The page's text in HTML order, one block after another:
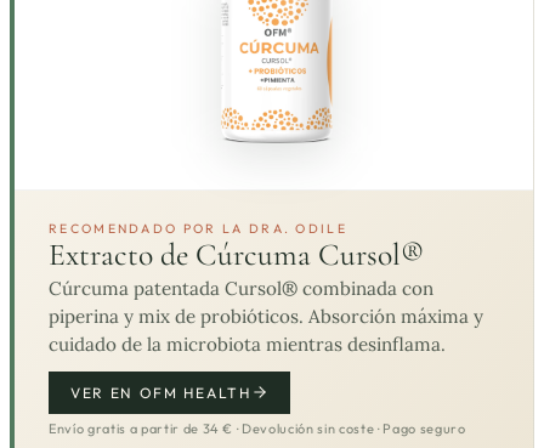
RECOMENDADO POR LA DRA. ODILE
Extracto de Cúrcuma Cursol®
Cúrcuma patentada Cursol® combinada con
piperina y mix de probióticos. Absorción máxima y
cuidado de la microbiota mientras desinflama.
VER EN OFM HEALTH
Envío gratis a partir de 34 € · Devolución sin coste · Pago seguro